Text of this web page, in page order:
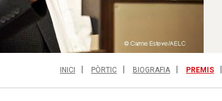
INICI PÒRTIC BIOGRAFIA PREMIS